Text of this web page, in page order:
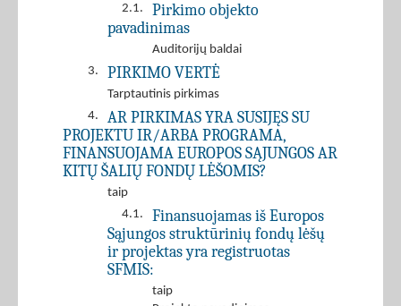
2.1.
Pirkimo objekto
pavadinimas
Auditorijų baldai
3.
PIRKIMO VERTĖ
Tarptautinis pirkimas
4.
AR PIRKIMAS YRA SUSIJĘS SU
PROJEKTU IR/ARBA PROGRAMA,
FINANSUOJAMA EUROPOS SĄJUNGOS AR
KITŲ ŠALIŲ FONDŲ LĖŠOMIS?
taip
4.1.
Finansuojamas iš Europos
Sąjungos struktūrinių fondų lėšų
ir projektas yra registruotas
SFMIS:
taip